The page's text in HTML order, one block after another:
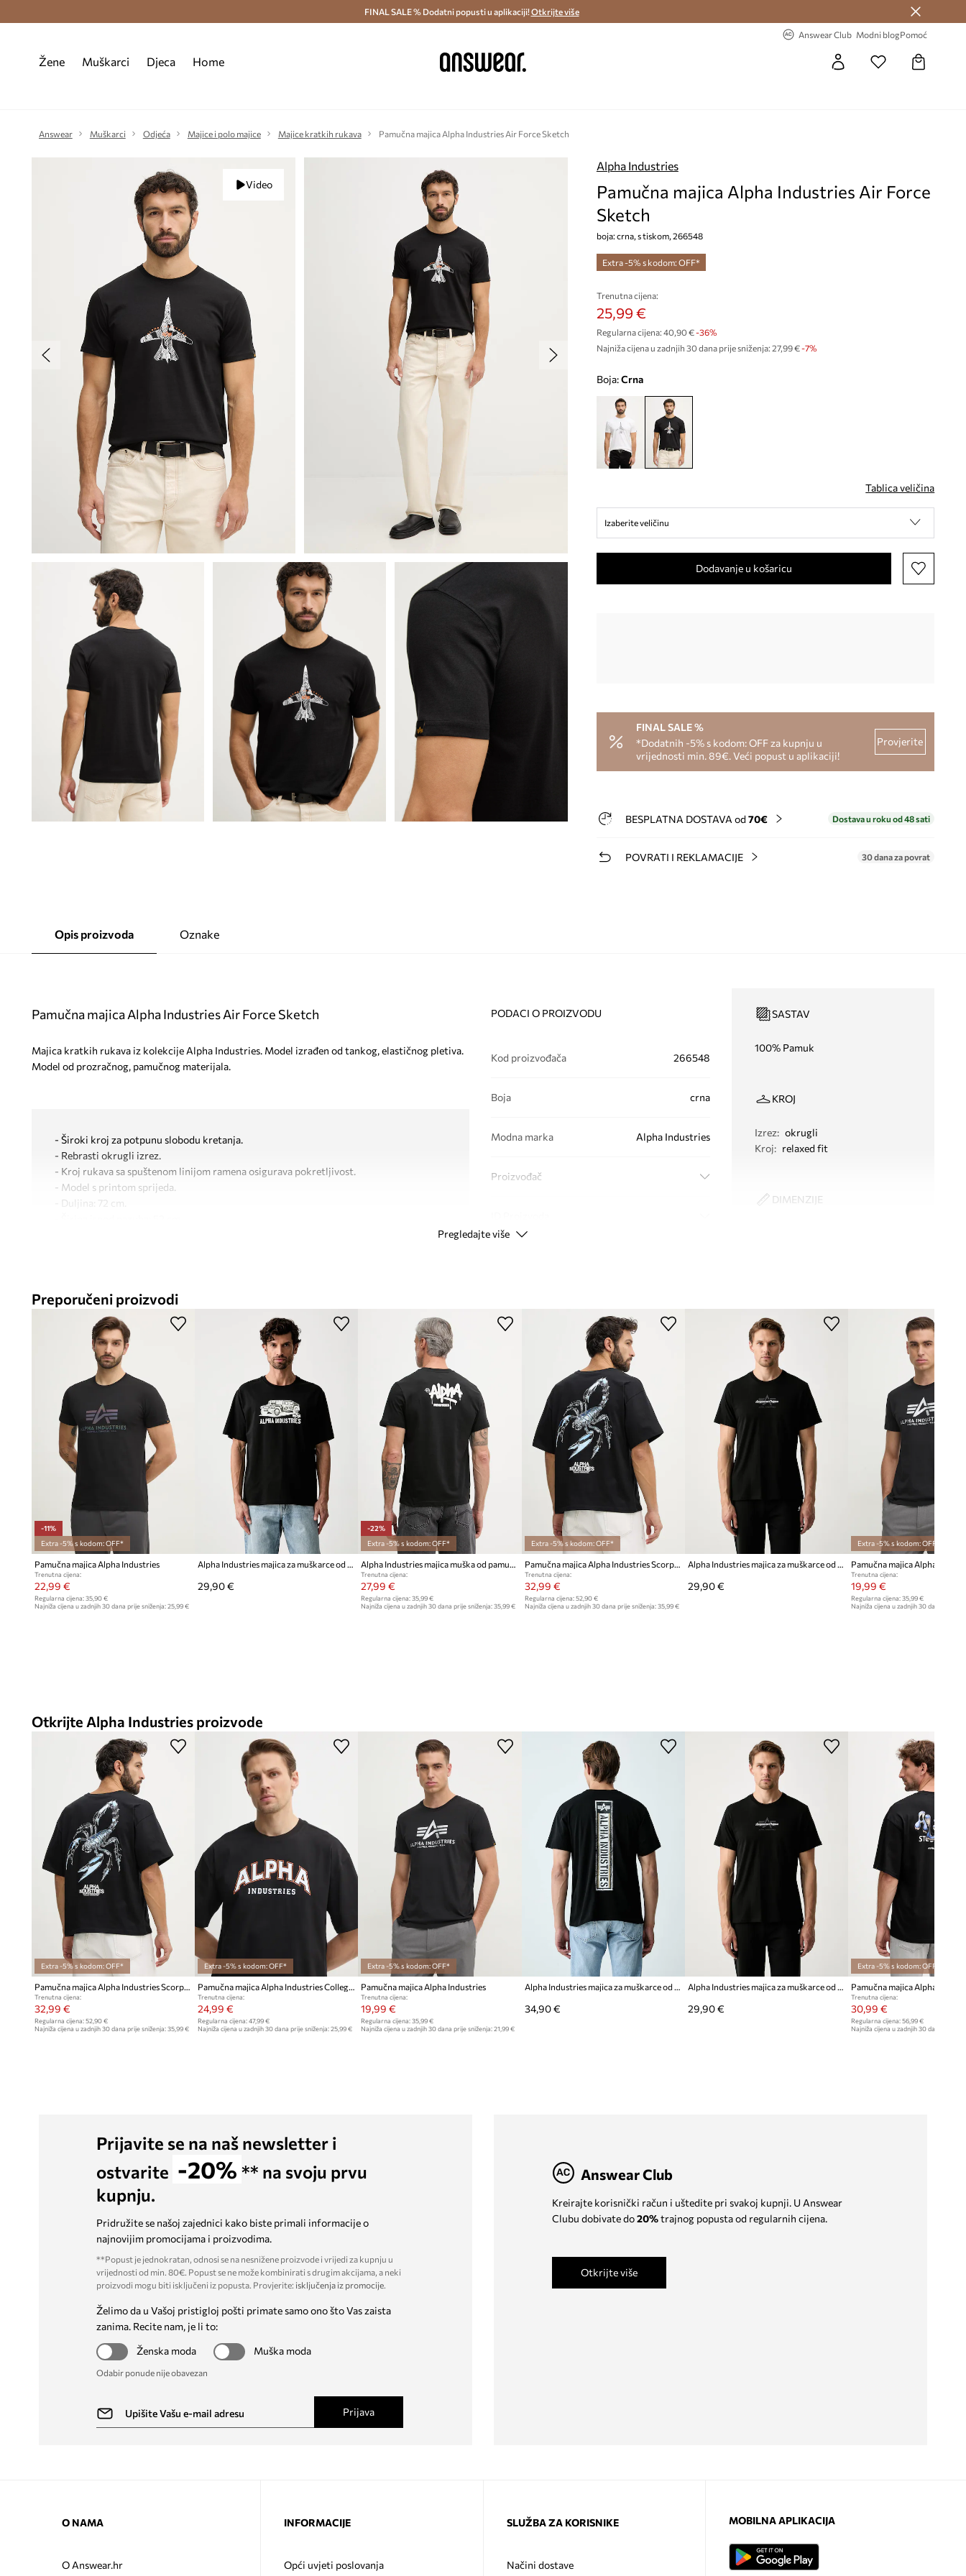
Besplatna dostava i povrat (od 70€) > Dostava u roku 48 sati >
FINAL SALE % Dodatni popusti u aplikaciji!Otkrijte više
Answear Club Modni blogPomoć
Žene Muškarci Djeca Home
Answear Muškarci Odjeća Majice i polo majice Majice kratkih rukava Pamučna majica Alpha Industries Air Force Sketch
Video
Alpha Industries
Pamučna majica Alpha Industries Air Force
Sketch
boja: crna, s tiskom, 266548
Extra -5% s kodom: OFF*
Trenutna cijena:
25,99 €
Regularna cijena: 40,90 €-36%
Najniža cijena u zadnjih 30 dana prije sniženja: 27,99 € -7%
Boja: crna
Tablica veličina
Izaberite veličinu
Dodavanje u košaricu
FINAL SALE %
*Dodatnih -5% s kodom: OFF za kupnju u
vrijednosti min. 89€. Veći popust u aplikaciji!
Provjerite
BESPLATNA DOSTAVA od 70€ Dostava u roku od 48 sati
POVRATI I REKLAMACIJE 30 dana za povrat
Opis proizvoda Oznake
Pamučna majica Alpha Industries Air Force Sketch
Majica kratkih rukava iz kolekcije Alpha Industries. Model izrađen od tankog, elastičnog pletiva.
Model od prozračnog, pamučnog materijala.
- Široki kroj za potpunu slobodu kretanja.
- Rebrasti okrugli izrez.
- Kroj rukava sa spuštenom linijom ramena osigurava pokretljivost.
- Model s printom sprijeda.
- Duljina: 72 cm.
PODACI O PROIZVODU
Kod proizvođača 266548
Boja crna
Modna marka Alpha Industries
Proizvođač
SASTAV
100% Pamuk
KROJ
Izrez: okrugli
Kroj: relaxed fit
DIMENZIJE
Tablica veličina
Pregledajte više
Preporučeni proizvodi
-11%
Extra -5% s kodom: OFF*
Pamučna majica Alpha Industries
Trenutna cijena:
22,99 €
Regularna cijena: 35,90 €
Najniža cijena u zadnjih 30 dana prije sniženja: 25,99 €
29,90 €
-22%
Extra -5% s kodom: OFF*
Trenutna cijena:
27,99 €
Regularna cijena: 35,99 €
Najniža cijena u zadnjih 30 dana prije sniženja: 35,99 €
Extra -5% s kodom: OFF*
Pamučna majica Alpha Industries Scorpion Cyborg
Trenutna cijena:
32,99 €
Regularna cijena: 52,90 €
Najniža cijena u zadnjih 30 dana prije sniženja: 35,99 €
29,90 €
Extra -5% s kodom: OFF*
Pamučna majica Alpha
Trenutna cijena:
19,99 €
Regularna cijena: 35,99 €
Najniža cijena u zadnjih 30 dana prije
Otkrijte Alpha Industries proizvode
Extra -5% s kodom: OFF*
Pamučna majica Alpha Industries Scorpion Cyborg
Trenutna cijena:
32,99 €
Regularna cijena: 52,90 €
Najniža cijena u zadnjih 30 dana prije sniženja: 35,99 €
Extra -5% s kodom: OFF*
Trenutna cijena:
24,99 €
Regularna cijena:47,99 €
Najniža cijena u zadnjih 30 dana prije sniženja:25,99 €
Extra -5% s kodom: OFF*
Pamučna majica Alpha Industries
Trenutna cijena:
19,99 €
Regularna cijena: 35,99 €
Najniža cijena u zadnjih 30 dana prije sniženja: 21,99 €
34,90 € 29,90 €
Extra -5% s kodom: OFF*
Pamučna majica Alpha
Trenutna cijena:
30,99 €
Regularna cijena: 56,99 €
Najniža cijena u zadnjih 30 dana prije
Prijavite se na naš newsletter i
ostvarite -20% ** na svoju prvu
kupnju.
Pridružite se našoj zajednici kako biste primali informacije o
najnovijim promocijama i proizvodima.
**Popust je jednokratan, odnosi se na nesnižene proizvode i vrijedi za kupnju u
vrijednosti od min. 80€. Popust se ne može kombinirati s drugim akcijama, a neki
proizvodi mogu biti isključeni iz popusta. Provjerite: isključenja iz promocije.
Želimo da u Vašoj pristigloj pošti primate samo ono što Vas zaista
zanima. Recite nam, je li to:
Ženska moda
Muška moda
Odabir ponude nije obavezan
Prijava
Answear Club
Kreirajte korisnički račun i uštedite pri svakoj kupnji. U Answear
Clubu dobivate do20%trajnog popusta od regularnih cijena.
Otkrijte više
O NAMA
O Answear.hr
INFORMACIJE
Opći uvjeti poslovanja
SLUŽBA ZA KORISNIKE
Načini dostave
MOBILNA APLIKACIJA